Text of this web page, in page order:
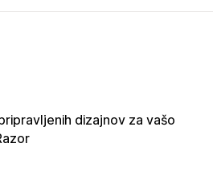
dizajnov za vašo